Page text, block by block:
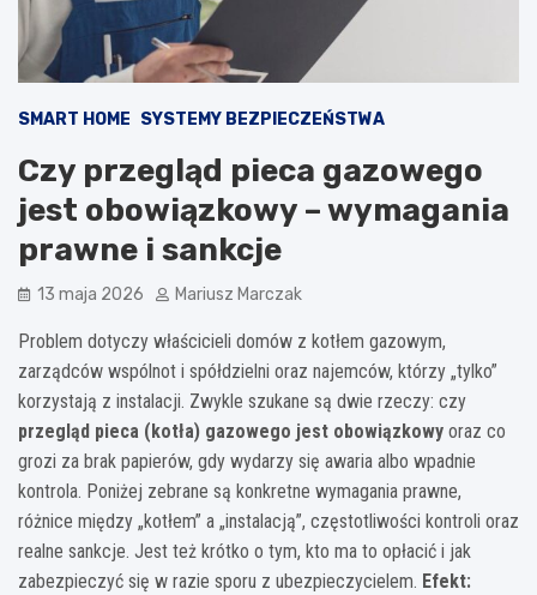
SMART HOME SYSTEMY BEZPIECZEŃSTWA
Czy przegląd pieca gazowego
jest obowiązkowy – wymagania
prawne i sankcje
13 maja 2026 Mariusz Marczak
Problem dotyczy właścicieli domów z kotłem gazowym,
zarządców wspólnot i spółdzielni oraz najemców, którzy „tylko”
korzystają z instalacji. Zwykle szukane są dwie rzeczy: czy
przegląd pieca (kotła) gazowego jest obowiązkowy oraz co
grozi za brak papierów, gdy wydarzy się awaria albo wpadnie
kontrola. Poniżej zebrane są konkretne wymagania prawne,
różnice między „kotłem” a „instalacją”, częstotliwości kontroli oraz
realne sankcje. Jest też krótko o tym, kto ma to opłacić i jak
zabezpieczyć się w razie sporu z ubezpieczycielem. Efekt: